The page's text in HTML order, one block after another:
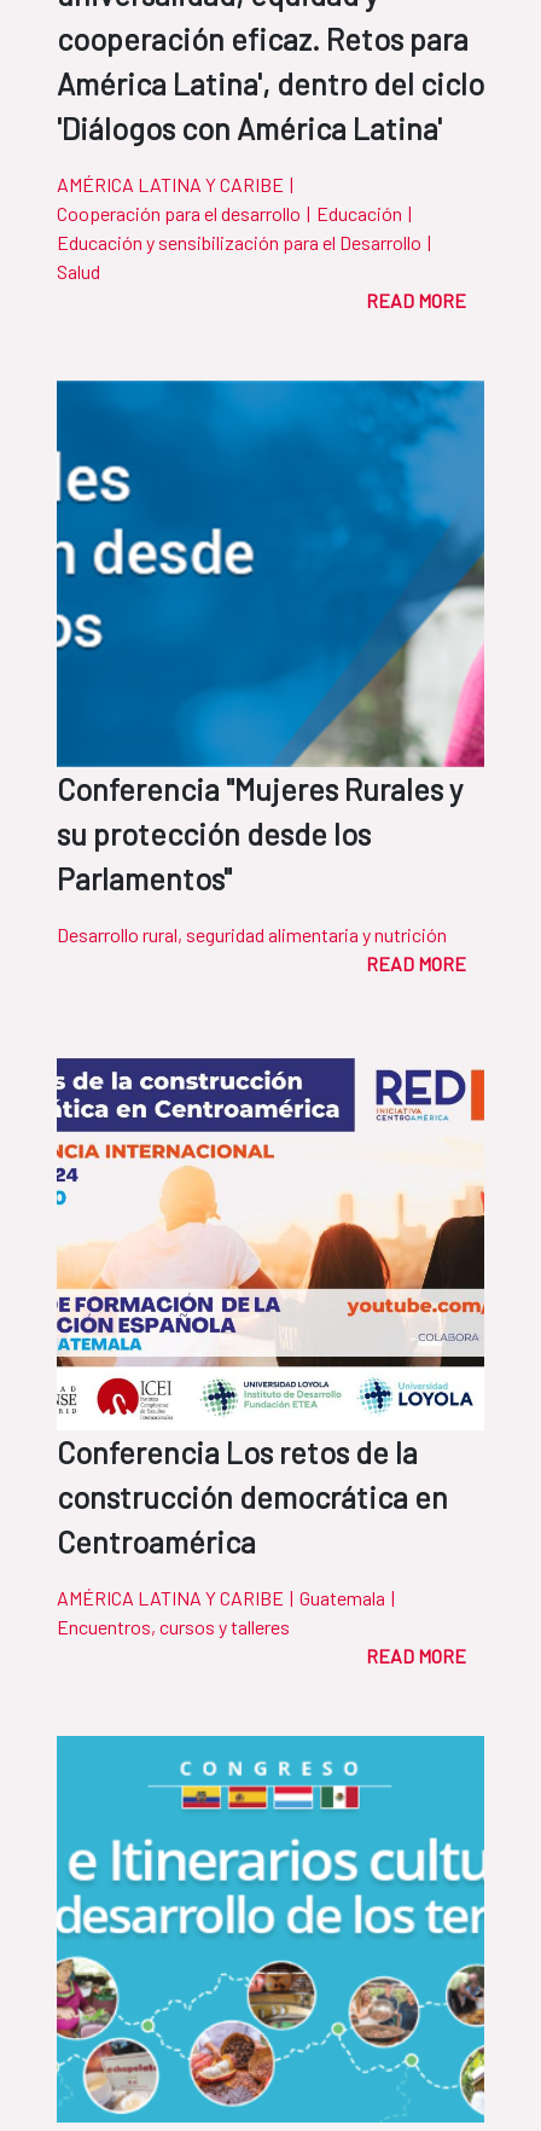
cooperación eficaz. Retos para
América Latina', dentro del ciclo
'Diálogos con América Latina'
AMÉRICA LATINA Y CARIBE |
Cooperación para el desarrollo | Educación |
Educación y sensibilización para el Desarrollo |
Salud
READ MORE
Conferencia "Mujeres Rurales y
su protección desde los
Parlamentos"
Desarrollo rural, seguridad alimentaria y nutrición
READ MORE
Conferencia Los retos de la
construcción democrática en
Centroamérica
AMÉRICA LATINA Y CARIBE | Guatemala |
Encuentros, cursos y talleres
READ MORE